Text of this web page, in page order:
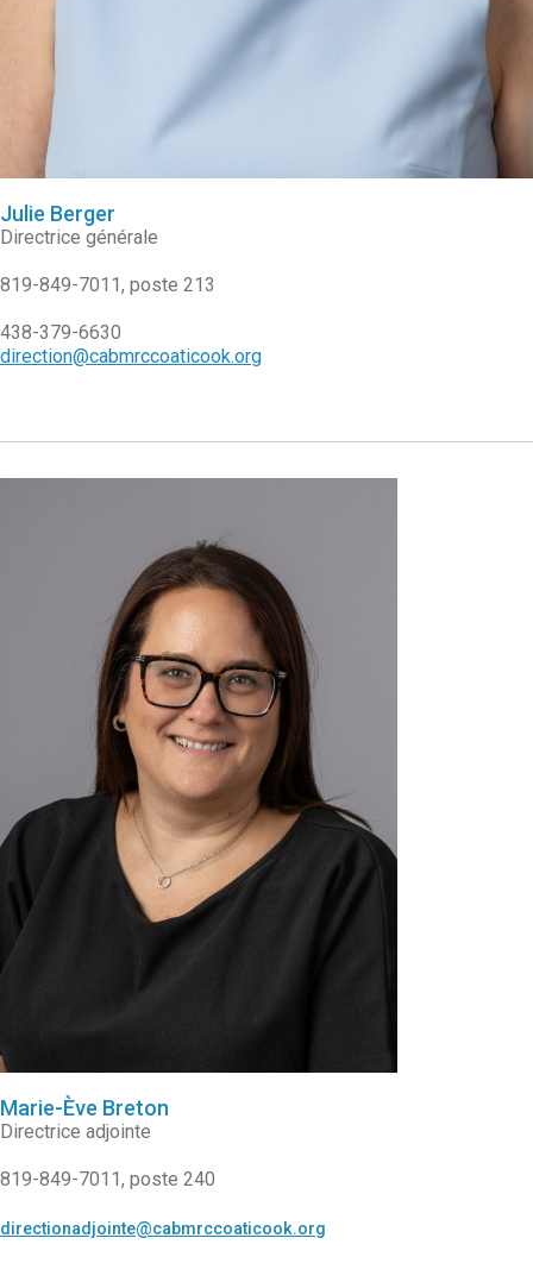
Julie Berger
Directrice générale
819-849-7011, poste 213
438-379-6630
direction@cabmrccoaticook.org
Marie-Ève Breton
Directrice adjointe
819-849-7011, poste 240
directionadjointe@cabmrccoaticook.org